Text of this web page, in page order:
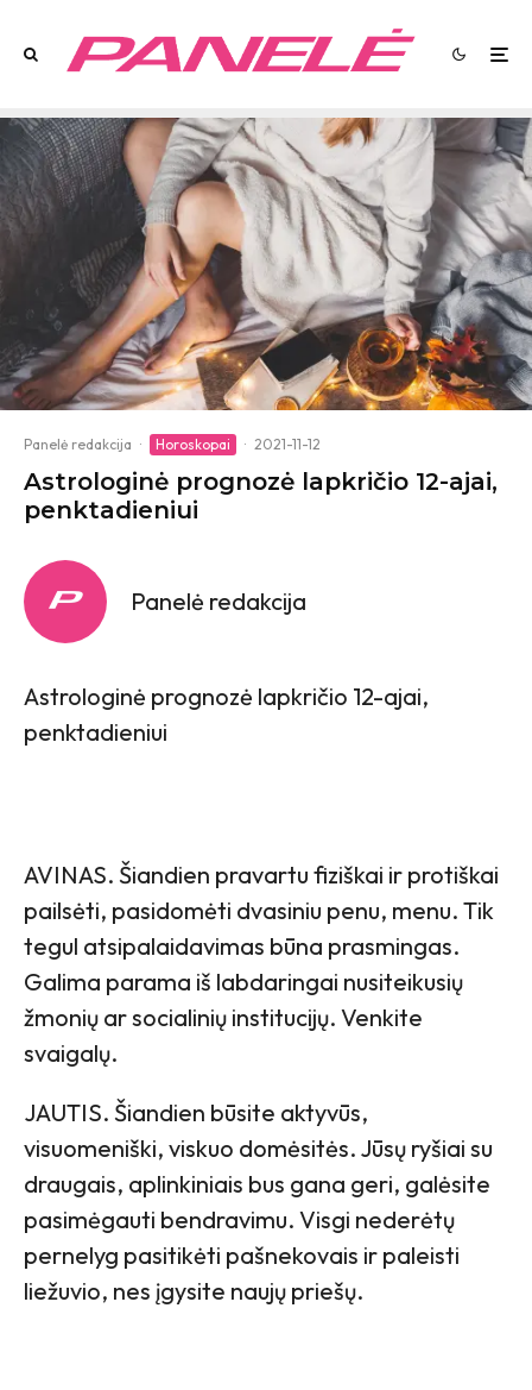
Panelė redakcija · Horoskopai · 2021-11-12
Astrologinė prognozė lapkričio 12-ajai,
penktadieniui
Panelė redakcija
Astrologinė prognozė lapkričio 12-ajai,
penktadieniui
AVINAS. Šiandien pravartu fiziškai ir protiškai
pailsėti, pasidomėti dvasiniu penu, menu. Tik
tegul atsipalaidavimas būna prasmingas.
Galima parama iš labdaringai nusiteikusių
žmonių ar socialinių institucijų. Venkite
svaigalų.
JAUTIS. Šiandien būsite aktyvūs,
visuomeniški, viskuo domėsitės. Jūsų ryšiai su
draugais, aplinkiniais bus gana geri, galėsite
pasimėgauti bendravimu. Visgi nederėtų
pernelyg pasitikėti pašnekovais ir paleisti
liežuvio, nes įgysite naujų priešų.